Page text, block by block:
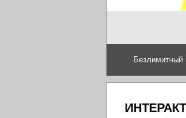
Безлимитный